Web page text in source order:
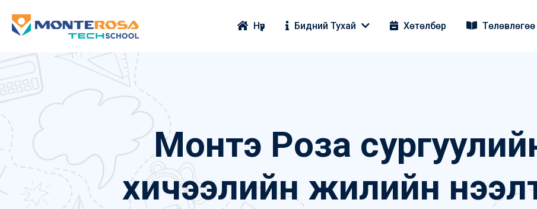
Нүүр Бидний Тухай Хөтөлбөр Төлөвлөгөө
Монтэ Роза
хичээлийн жилийн